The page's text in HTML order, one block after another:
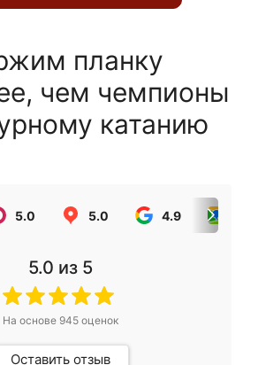
планку
чем чемпионы
катанию
5.0 5.0 4.9
5.0 из 5
На основе 945оценок
Оставить отзыв